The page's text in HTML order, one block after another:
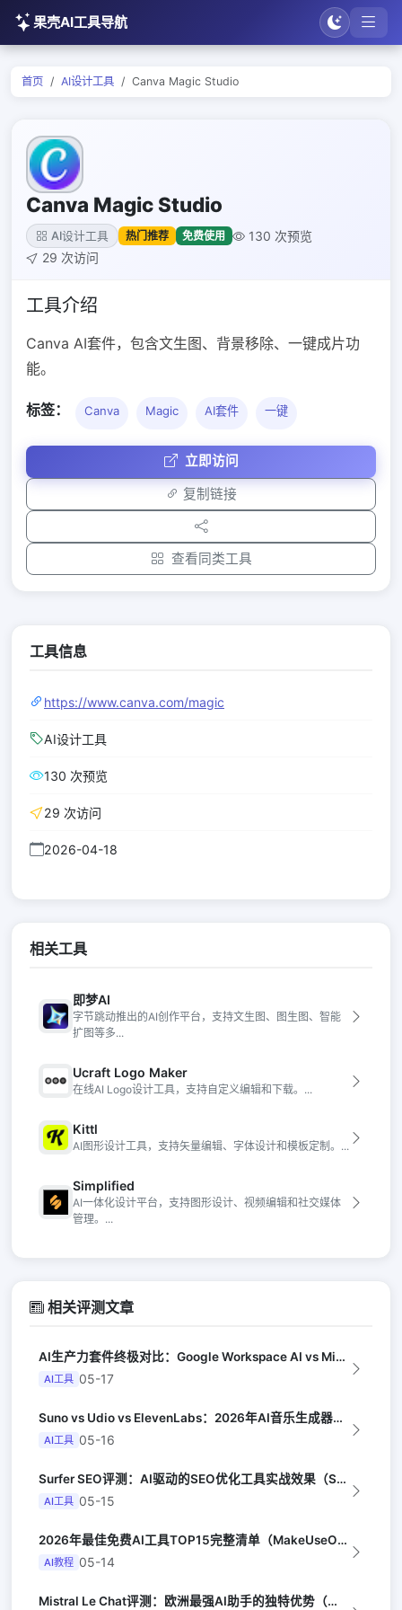
果壳AI工具导航
首页 AI设计工具 Canva Magic Studio
Canva Magic Studio
AI设计工具 热门推荐 免费使用
130 次预览
29 次访问
工具介绍
Canva AI套件，包含文生图、背景移除、一键成片功
能。
标签： Canva Magic AI套件 一键
立即访问
复制链接
查看同类工具
工具信息
https://www.canva.com/magic
AI设计工具
130 次预览
29 次访问
2026-04-18
相关工具
即梦AI
字节跳动推出的AI创作平台，支持文生图、图生图、智能
扩图等多...
Ucraft Logo Maker
在线AI Logo设计工具，支持自定义编辑和下载。...
Kittl
AI图形设计工具，支持矢量编辑、字体设计和模板定制。...
Simplified
AI一体化设计平台，支持图形设计、视频编辑和社交媒体
管理。...
相关评测文章
AI生产力套件终极对比：Google Workspace AI vs Micro...
AI工具 05-17
Suno vs Udio vs ElevenLabs：2026年AI音乐生成器三...
AI工具 05-16
Surfer SEO评测：AI驱动的SEO优化工具实战效果（Search Eng...
AI工具 05-15
2026年最佳免费AI工具TOP15完整清单（MakeUseOf）
AI教程 05-14
Mistral Le Chat评测：欧洲最强AI助手的独特优势（Wired UK...